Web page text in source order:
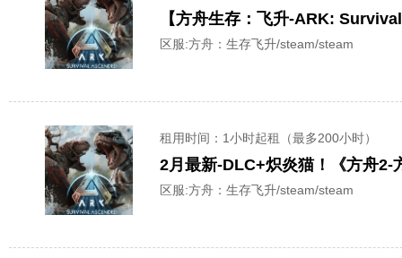
【方舟生存：飞升-ARK:
区服:方舟：生存飞升/steam/steam
租用时间 ：1小时起租（最多200小时）
2月最新-DLC+炽炎猫！《方舟
区服:方舟：生存飞升/steam/steam